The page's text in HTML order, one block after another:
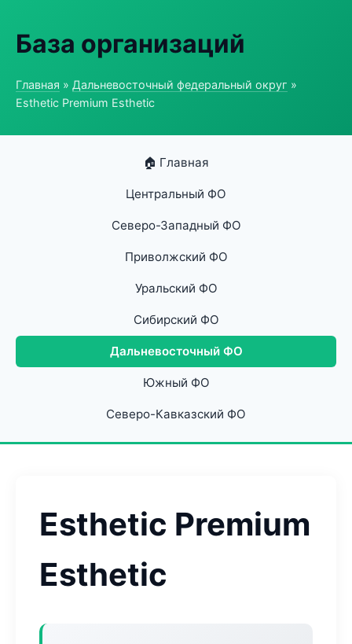
База организаций
Главная » Дальневосточный федеральный округ »
Esthetic Premium Esthetic
🏠 Главная
Центральный ФО
Северо-Западный ФО
Приволжский ФО
Уральский ФО
Сибирский ФО
Дальневосточный ФО
Южный ФО
Северо-Кавказский ФО
Esthetic Premium
Esthetic